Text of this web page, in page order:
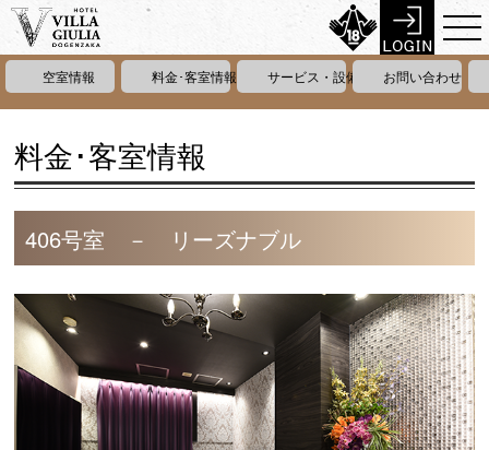
空室情報 料金･客室情報 サービス・設備情報お問い合わせ
料金･客室情報
406号室 － リーズナブル